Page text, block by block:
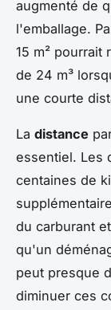
augmenté de
l'emballage.
15 m² pourrait
de 24 m³
une courte
La distance
essentiel. Les
centaines de
du carburant
qu'un
peut presque
diminuer ces